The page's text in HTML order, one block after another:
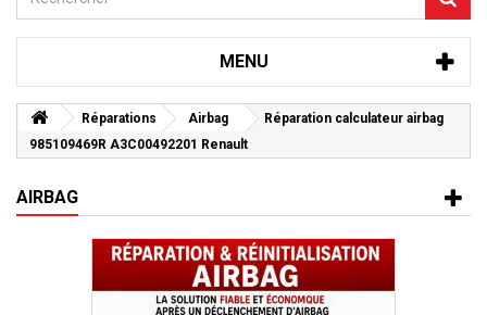
MENU
Réparations Airbag
Réparation calculateur airbag
985109469R A3C00492201 Renault
AIRBAG